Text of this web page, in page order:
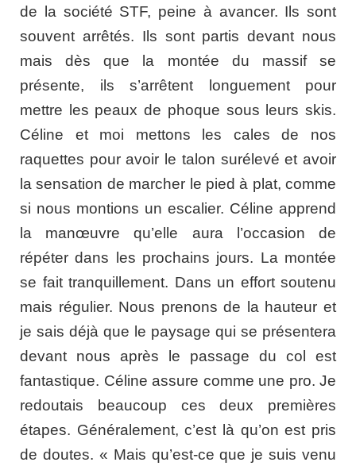
de la société STF, peine à avancer. Ils sont
souvent arrêtés. Ils sont partis devant nous
mais dès que la montée du massif se
présente, ils s’arrêtent longuement pour
mettre les peaux de phoque sous leurs skis.
Céline et moi mettons les cales de nos
raquettes pour avoir le talon surélevé et avoir
la sensation de marcher le pied à plat, comme
si nous montions un escalier. Céline apprend
la manœuvre qu’elle aura l’occasion de
répéter dans les prochains jours. La montée
se fait tranquillement. Dans un effort soutenu
mais régulier. Nous prenons de la hauteur et
je sais déjà que le paysage qui se présentera
devant nous après le passage du col est
fantastique. Céline assure comme une pro. Je
redoutais beaucoup ces deux premières
étapes. Généralement, c’est là qu’on est pris
de doutes. « Mais qu’est-ce que je suis venu